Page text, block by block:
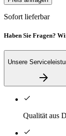
Sofort lieferbar
Haben Sie Fragen?
Unsere
Qualität aus